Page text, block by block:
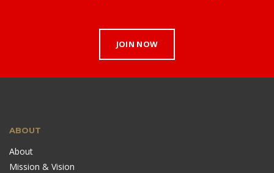
JOIN NOW
ABOUT
About
Mission & Vision